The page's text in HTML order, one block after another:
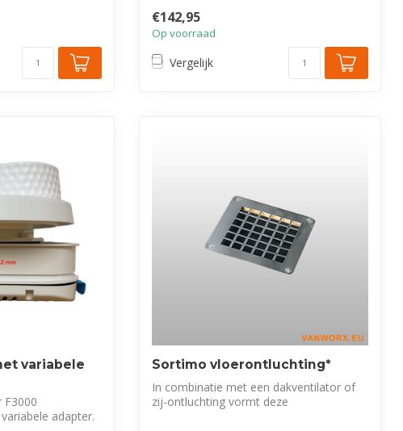
€142,95
Op voorraad
Vergelijk
variabele
F3000
adapter.
Sortimo vloerontluchting*
In combinatie met een dakventilator of
zij-ontluchting vormt deze